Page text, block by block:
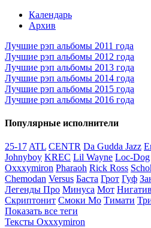
Календарь
Архив
Лучшие рэп альбомы 2011 года
Лучшие рэп альбомы 2012 года
Лучшие рэп альбомы 2013 года
Лучшие рэп альбомы 2014 года
Лучшие рэп альбомы 2015 года
Лучшие рэп альбомы 2016 года
Популярные исполнители
25-17 ATL CENTR Da Gudda Jazz
Johnyboy KREC Lil Wayne Loc-Dog
Oxxxymiron Pharaoh Rick Ross
Chemodan Versus Баста Грот Гуф
Легенды Про Минуса Мот Нигатив
Скриптонит Смоки Мо Тимати
Показать все теги
Тексты Oxxxymiron